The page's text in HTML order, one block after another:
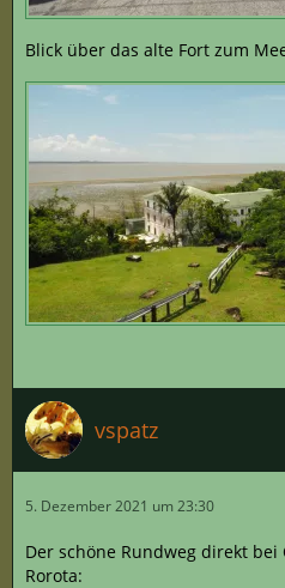
Blick über das alte Fort zum
vspatz
5. Dezember 2021 um 23:30
Der schöne Rundweg direkt bei
Rorota: